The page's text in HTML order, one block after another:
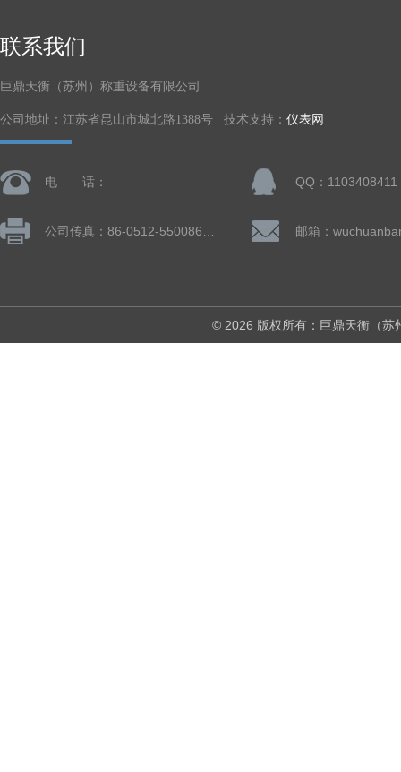
联系我们
巨鼎天衡（苏州）称重设备有限公司
公司地址：江苏省昆山市城北路1388号 技术支持： 仪表网
电 话： QQ：1103408411
© 2026 版权所有：巨鼎天衡（